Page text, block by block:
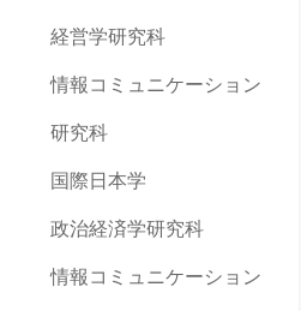
経営学研究科
情報コミュニケーション
研究科
国際日本学
政治経済学研究科
情報コミュニケーション